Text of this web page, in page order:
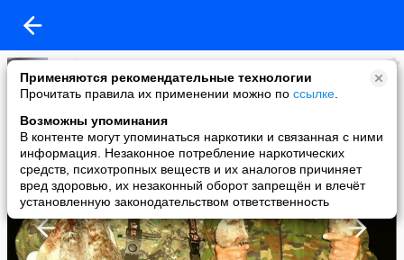
Применяются рекомендательные технологии
Прочитать правила их применении можно по ссылке
Возможны упоминания
В контенте могут упоминаться наркотики и связанная с ними
информация. Незаконное потребление наркотических
средств, психотропных веществ и их аналогов причиняет
вред здоровью, их незаконный оборот запрещён и влечёт
установленную законодательством ответственность
Рыбалка, охота и отдых в России!
added a photo
28 Aug в 15:39